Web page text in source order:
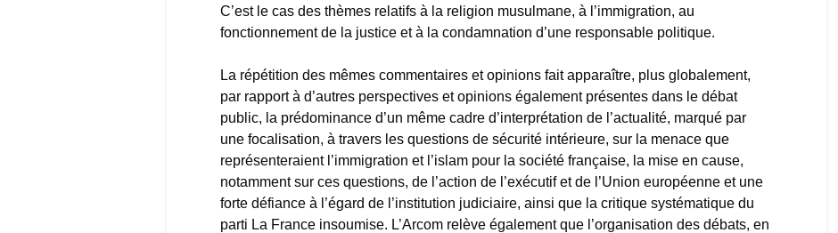
C’est le cas des thèmes relatifs à la religion musulmane, à l’immigration, au
fonctionnement de la justice et à la condamnation d’une responsable politique.
La répétition des mêmes commentaires et opinions fait apparaître, plus globalement,
par rapport à d’autres perspectives et opinions également présentes dans le débat
public, la prédominance d’un même cadre d’interprétation de l’actualité, marqué par
une focalisation, à travers les questions de sécurité intérieure, sur la menace que
représenteraient l’immigration et l’islam pour la société française, la mise en cause,
notamment sur ces questions, de l’action de l’exécutif et de l’Union européenne et une
forte défiance à l’égard de l’institution judiciaire, ainsi que la critique systématique du
parti La France insoumise. L’Arcom relève également que l’organisation des débats, en